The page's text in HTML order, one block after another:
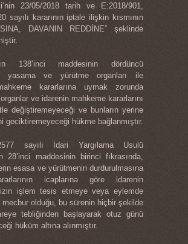
23/05/2018 tarih ve E:2018/901,
sayılı kararının iptale ilişkin kısmının
DAVANIN REDDİNE” şeklinde
138’inci maddesinin dördüncü
yasama ve yürütme organları ile
kararlarına uymak zorunda
ve idarenin mahkeme kararlarını
değiştiremeyeceği ve bunların yerine
geciktiremeyeceği hükme bağlanmıştır.
sayılı İdari Yargılama Usulü
28’inci maddesinin birinci fıkrasında,
esasa ve yürütmenin durdurulmasına
icaplarına göre idarenin
işlem tesis etmeye veya eylemde
mecbur olduğu, bu sürenin hiçbir şekilde
tebliğinden başlayarak otuz günü
hüküm altına alınmıştır.